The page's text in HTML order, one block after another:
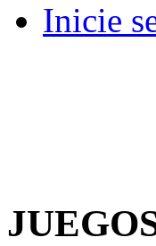
Inicie